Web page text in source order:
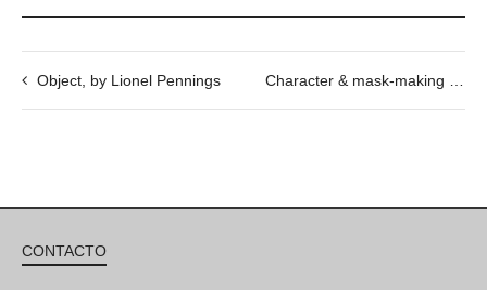
Object, by Lionel Pennings Character & mask-making workshop with Nora Schmel
CONTACTO